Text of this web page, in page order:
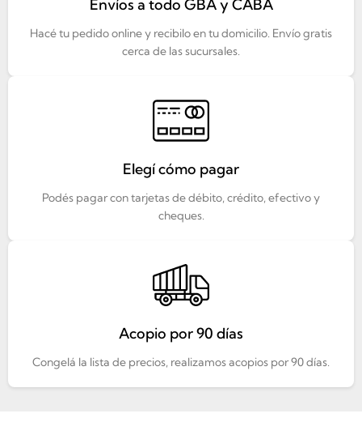
Envíos a todo GBA y CABA
Hacé tu pedido online y recibilo en tu domicilio. Envío gratis
cerca de las sucursales.
Elegí cómo pagar
Podés pagar con tarjetas de débito, crédito, efectivo y
cheques.
Acopio por 90 días
Congelá la lista de precios, realizamos acopios por 90 días.